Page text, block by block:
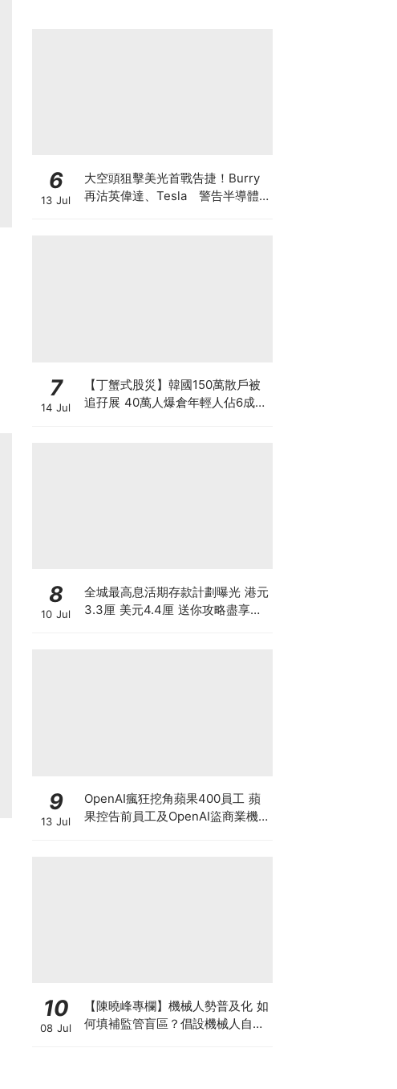
6
13 Jul
大空頭狙擊美光首戰告捷！Burry
再沽英偉達、Tesla 警告半導體
7
14 Jul
【丁蟹式股災】韓國150萬散戶被
追孖展 40萬人爆倉年輕人佔6成
8
10 Jul
全城最高息活期存款計劃曝光 港元
3.3厘 美元4.4厘 送你攻略盡享高
9
13 Jul
OpenAI瘋狂挖角蘋果400員工 蘋
果控告前員工及OpenAI盜商業機
10
08 Jul
【陳曉峰專欄】機械人勢普及化 如
何填補監管盲區？倡設機械人自願